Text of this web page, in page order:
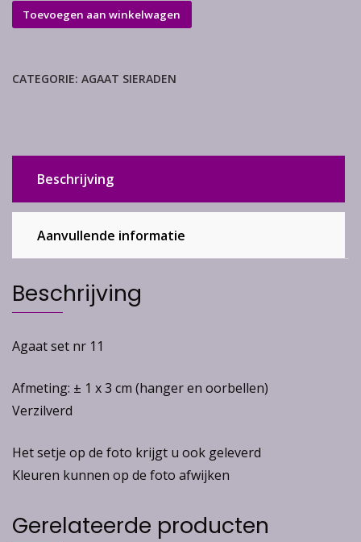
Agaat
set
Toevoegen aan winkelwagen
CATEGORIE: AGAAT SIERADEN
Beschrijving
Aanvullende informatie
Beschrijving
Agaat set nr 11
Afmeting: ± 1 x 3 cm (hanger en oorbellen)
Verzilverd
Het setje op de foto krijgt u ook geleverd
Kleuren kunnen op de foto afwijken
Gerelateerde producten